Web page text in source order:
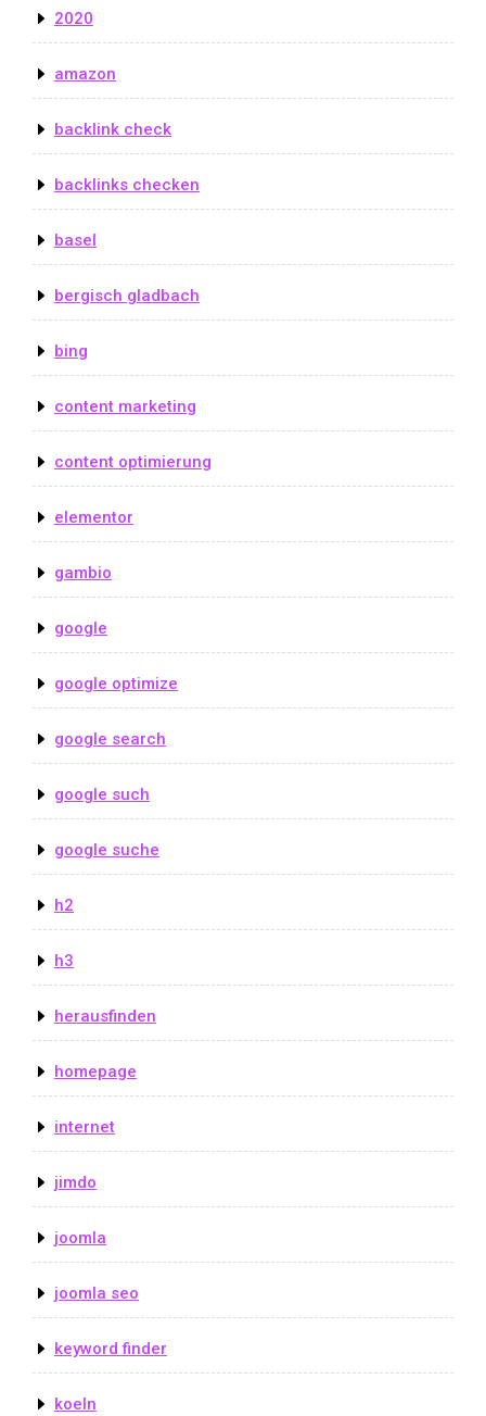
2020
amazon
backlink check
backlinks checken
basel
bergisch gladbach
bing
content marketing
content optimierung
elementor
gambio
google
google optimize
google search
google such
google suche
h2
h3
herausfinden
homepage
internet
jimdo
joomla
joomla seo
keyword finder
koeln